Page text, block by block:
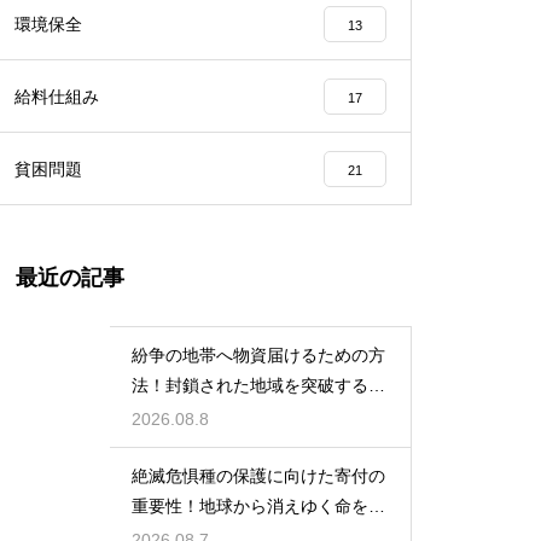
環境保全 13
給料仕組み 17
貧困問題 21
最近の記事
紛争の地帯へ物資届けるための方
法！封鎖された地域を突破する決
死の作戦
2026.08.8
絶滅危惧種の保護に向けた寄付の
重要性！地球から消えゆく命を食
い止める